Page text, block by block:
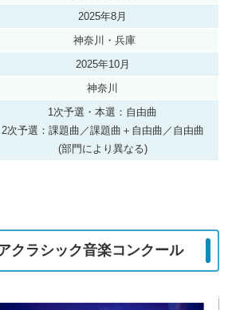
2025年8月
神奈川・兵庫
2025年10月
神奈川
1次予選・本選：自由曲
2次予選：課題曲／課題曲＋自由曲／自由曲
(部門により異なる)
クラシック音楽コンクール